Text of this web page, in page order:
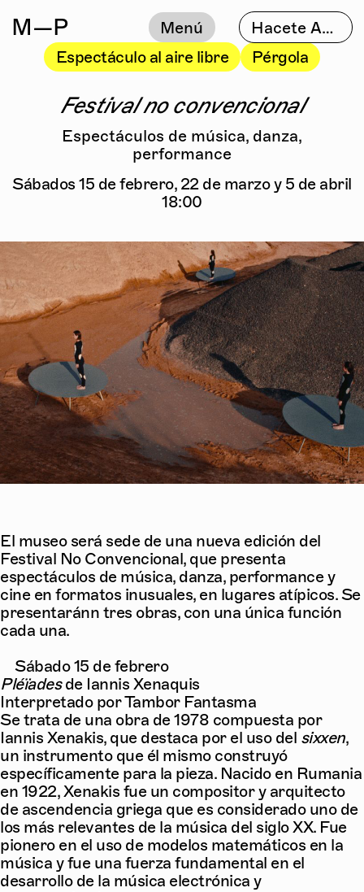
M—P Menú
Hacete Amigo
Espectáculo al aire libre
Pérgola
Festival no convencional
Espectáculos de música, danza,
performance
Sábados 15 de febrero, 22 de marzo y 5 de abril
18:00
El museo será sede de una nueva edición del
Festival No Convencional, que presenta
espectáculos de música, danza, performance y
cine en formatos inusuales, en lugares atípicos. Se
presentaránn tres obras, con una única función
cada una.
Sábado 15 de febrero
Pléïadesde Iannis Xenaquis
Interpretado por Tambor Fantasma
Se trata de una obra de 1978 compuesta por
Iannis Xenakis, que destaca por el uso del sixxen,
un instrumento que él mismo construyó
específicamente para la pieza. Nacido en Rumania
en 1922, Xenakis fue un compositor y arquitecto
de ascendencia griega que es considerado uno de
los más relevantes de la música del siglo XX. Fue
pionero en el uso de modelos matemáticos en la
música y fue una fuerza fundamental en el
desarrollo de la música electrónica y